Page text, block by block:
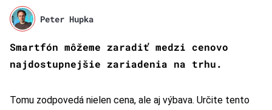
Peter Hupka
Smartfón môžeme zaradiť medzi cenovo
najdostupnejšie zariadenia na trhu.
Tomu zodpovedá nielen cena, ale aj výbava. Určite tento